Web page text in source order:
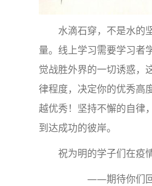
水滴石穿，不是水的
量。线上学习需要学习者
觉战胜外界的一切诱惑，
律程度，决定你的优秀高
越优秀！坚持不懈的自律
到达成功的彼岸。
祝为明的学子们在疫
——期待你们回